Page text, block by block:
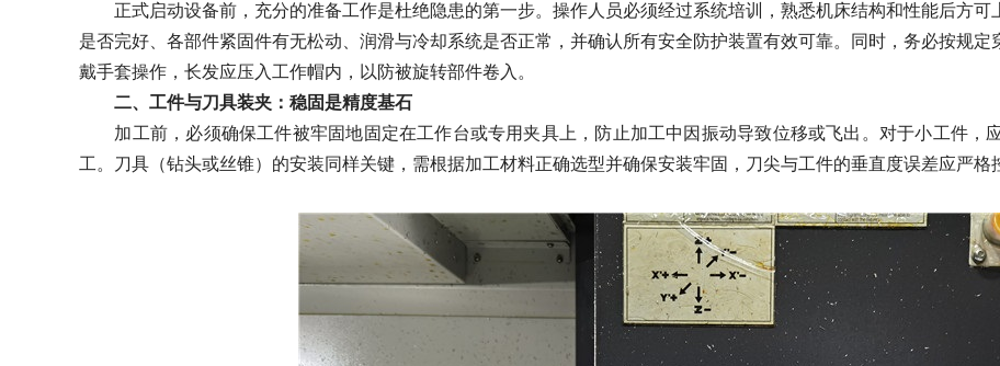
正式启动设备前，充分的准备工作是杜绝隐患的第一步。操作人员必须经过系统培训，熟悉机床结构和性能后方可
是否完好、各部件紧固件有无松动、润滑与冷却系统是否正常，并确认所有安全防护装置有效可靠。同时，务必按规
戴手套操作，长发应压入工作帽内，以防被旋转部件卷入。
二、工件与刀具装夹：稳固是精度基石
加工前，必须确保工件被牢固地固定在工作台或专用夹具上，防止加工中因振动导致位移或飞出。对于小工件，
工。刀具（钻头或丝锥）的安装同样关键，需根据加工材料正确选型并确保安装牢固，刀尖与工件的垂直度误差应严格